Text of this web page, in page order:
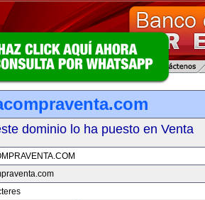
dominio lo ha puesto en Venta